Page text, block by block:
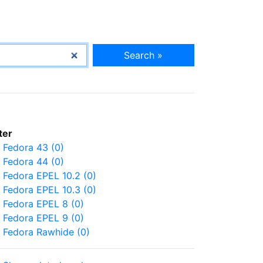
Search »
Fedora 43 (0)
Fedora 44 (0)
Fedora EPEL 10.2 (0)
Fedora EPEL 10.3 (0)
Fedora EPEL 8 (0)
Fedora EPEL 9 (0)
Fedora Rawhide (0)